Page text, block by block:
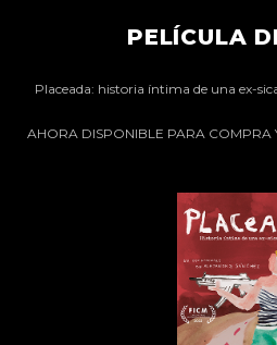
PELÍCULA
Placeada: historia íntima de una ex-
AHORA DISPONIBLE PARA COMPRA